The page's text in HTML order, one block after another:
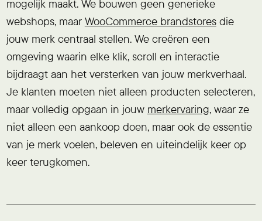
mogelijk maakt. We bouwen geen generieke
webshops, maar WooCommerce brandstoresdie
jouw merk centraal stellen. We creëren een
omgeving waarin elke klik, scroll en interactie
bijdraagt aan het versterken van jouw merkverhaal.
Je klanten moeten niet alleen producten selecteren,
maar volledig opgaan in jouw merkervaring, waar ze
niet alleen een aankoop doen, maar ook de essentie
van je merk voelen, beleven en uiteindelijk keer op
keer terugkomen.